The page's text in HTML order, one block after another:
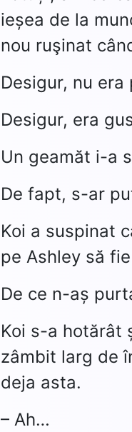
ieșea de la
nou ruşinat
Desigur, nu
Desigur, era
Un geamăt i-a
De fapt, s-ar
Koi a suspinat
pe Ashley să
De ce n-aș
Koi s-a hotărât
zâmbit larg de
deja asta.
– Ah…